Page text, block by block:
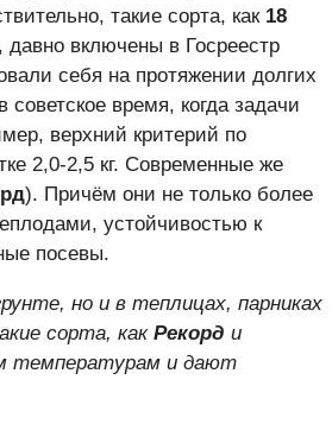
такие сорта, как 18
, давно включены в Госреестр
себя на протяжении долгих
время, когда задачи
верхний критерий по
2,0-2,5 кг. Современные же
). Причём они не только более
устойчивостью к
посевы.
но и в теплицах, парниках
сорта, как Рекорд и
температурам и дают